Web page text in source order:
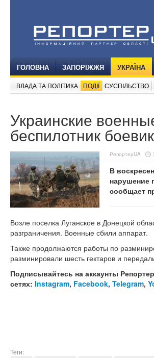
ГОЛОВНА ЗАПОРІЖЖЯ УКРАЇНА
ВЛАДА ТА ПОЛІТИКА ПОДІЇ СУСПІЛЬСТВО
Украинские
беспилотник
РепортерUA
В
нарушение
сообщает
Возле поселка Луганское в Донецкой
разграничения. Военные сбили аппарат.
Также продолжаются работы по
разминировали шесть гектаров и
Подписывайтесь на аккаунты
сетях: Instagram, Facebook, Telegram,
Теги: